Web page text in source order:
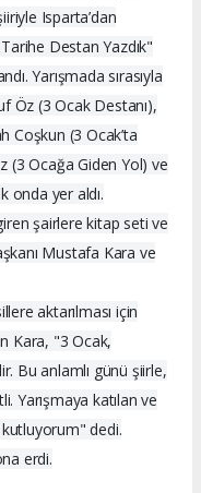
Isparta’dan
Destan Yazdık"
Yarışmada sırasıyla
Öz (3 Ocak Destanı),
Coşkun (3 Ocak’ta
(3 Ocağa Giden Yol) ve
onda yer aldı.
şairlere kitap seti ve
Mustafa Kara ve
aktarılması için
Kara, "3 Ocak,
Bu anlamlı günü şiirle,
Yarışmaya katılan ve
dedi.
erdi.